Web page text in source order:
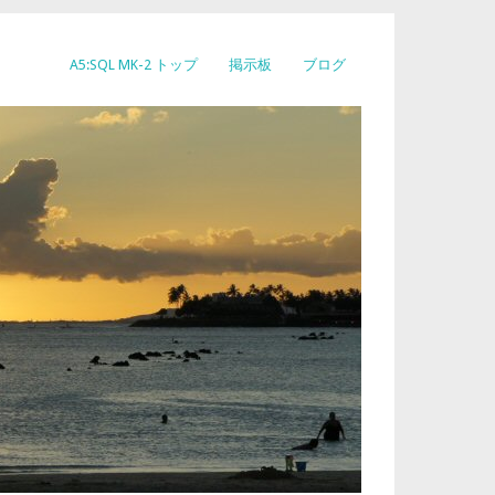
A5:SQL MK-2 トップ 掲示板 ブログ